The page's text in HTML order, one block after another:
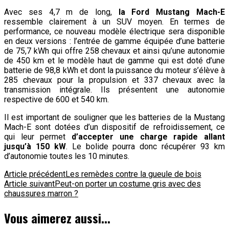
Avec ses 4,7 m de long,
la Ford Mustang Mach-E
ressemble clairement à un SUV moyen. En termes de
performance, ce nouveau modèle électrique sera disponible
en deux versions : l’entrée de gamme équipée d’une batterie
de 75,7 kWh qui offre 258 chevaux et ainsi qu’une autonomie
de 450 km et le modèle haut de gamme qui est doté d’une
batterie de 98,8 kWh et dont la puissance du moteur s’élève à
285 chevaux pour la propulsion et 337 chevaux avec la
transmission intégrale. Ils présentent une autonomie
respective de 600 et 540 km.
Il est important de souligner que les batteries de la Mustang
Mach-E sont dotées d’un dispositif de refroidissement, ce
qui leur permet d’accepter une charge rapide allant
jusqu’à 150 kW. Le bolide pourra donc récupérer 93 km
d’autonomie toutes les 10 minutes.
Navigation
d'article
Article précédentLes remèdes contre la gueule de bois
Article suivantPeut-on porter un costume gris avec des
chaussures marron ?
Vous aimerez aussi...